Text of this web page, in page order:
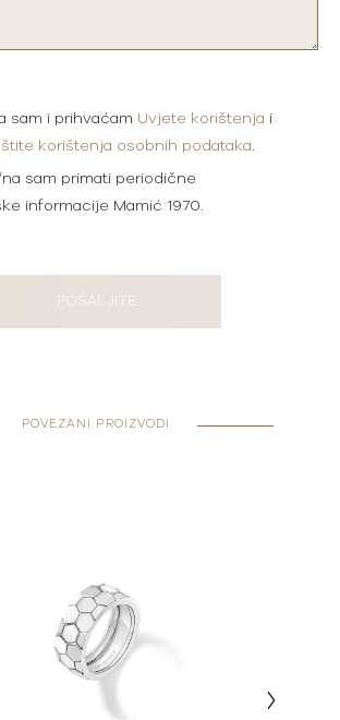
sam i prihvaćam Uvjete korištenja i
korištenja osobnih podataka
sam primati periodične
informacije Mamić 1970.
POŠALJITE
POVEZANI PROIZVODI